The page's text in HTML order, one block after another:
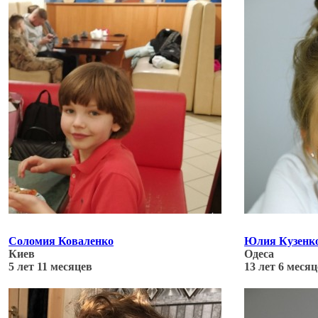
Обновлено: 22.02.22
Соломия Коваленко
Киев
5 лет 11 месяцев
Юлия
Одеса
13 лет 6